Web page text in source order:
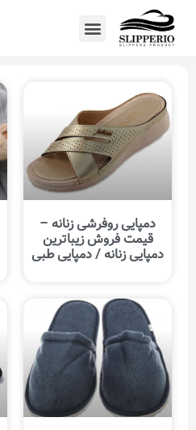
دمپایی روفرشی زنانه –
قیمت فروش زیباترین
دمپایی زنانه / دمپایی طبی